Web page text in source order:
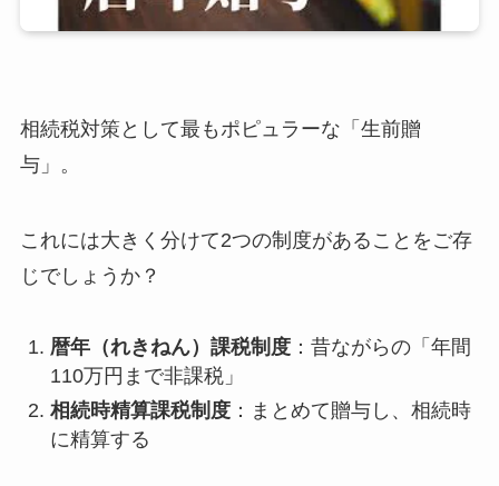
相続税対策として最もポピュラーな「生前贈
与」。
これには大きく分けて2つの制度があることをご存
じでしょうか？
暦年（れきねん）課税制度：昔ながらの「年間
110万円まで非課税」
相続時精算課税制度：まとめて贈与し、相続時
に精算する